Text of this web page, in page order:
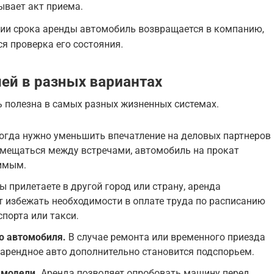
акт приема.
срока аренды автомобиль возвращается в компанию,
проверка его состояния.
в разных вариантах
в самых разных жизненных системах.
нужно уменьшить впечатление на деловых партнеров
между встречами, автомобиль на прокат
прилетаете в другой город или страну, аренда
необходимости в оплате труда по расписанию
или такси.
автомобиля. В случае ремонта или временного приезда
авто дополнительно становится подспорьем.